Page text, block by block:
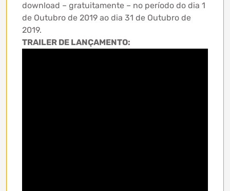
download – gratuitamente – no período do dia 1
de Outubro de 2019 ao dia 31 de Outubro de
2019.
TRAILER DE LANÇAMENTO: